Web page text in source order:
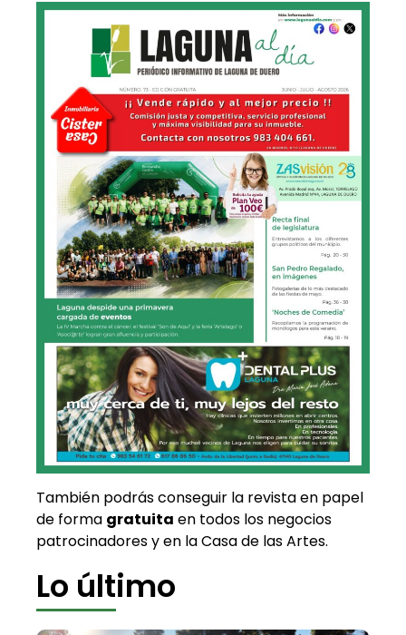
También podrás conseguir la revista en papel
de forma gratuita en todos los negocios
patrocinadores y en la Casa de las Artes.
Lo último